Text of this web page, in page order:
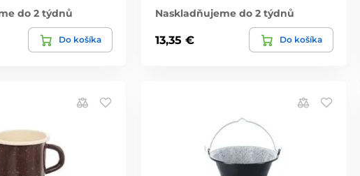
do 2 týdnů
Do košíka
Naskladňujeme do 2 týdnů
13,35 € Do košíka